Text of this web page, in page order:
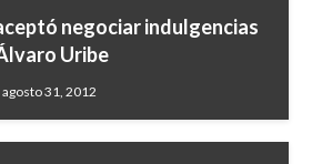
negociar indulgencias
Uribe
31, 2012